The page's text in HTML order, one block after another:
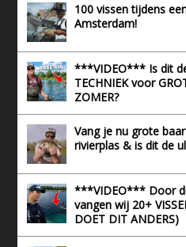
100 vissen tijdens
Amsterdam!
***VIDEO*** Is dit
TECHNIEK voor
ZOMER?
Vang je nu grote
rivierplas & is dit de
***VIDEO*** Door
vangen wij 20+
DOET DIT ANDERS)